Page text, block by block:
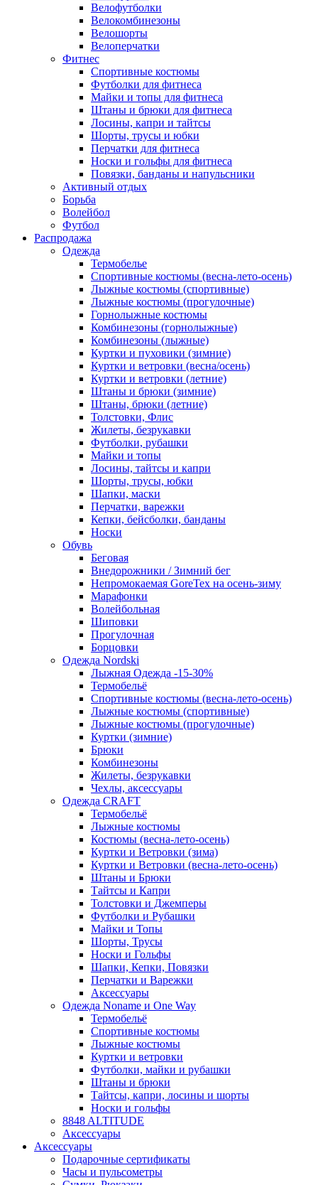
Велофутболки
Велокомбинезоны
Велошорты
Велоперчатки
Фитнес
Спортивные костюмы
Футболки для фитнеса
Майки и топы для фитнеса
Штаны и брюки для фитнеса
Лосины, капри и тайтсы
Шорты, трусы и юбки
Перчатки для фитнеса
Носки и гольфы для фитнеса
Повязки, банданы и напульсники
Активный отдых
Борьба
Волейбол
Футбол
Распродажа
Одежда
Термобелье
Спортивные костюмы (весна-лето-осень)
Лыжные костюмы (спортивные)
Лыжные костюмы (прогулочные)
Горнолыжные костюмы
Комбинезоны (горнолыжные)
Комбинезоны (лыжные)
Куртки и пуховики (зимние)
Куртки и ветровки (весна/осень)
Куртки и ветровки (летние)
Штаны и брюки (зимние)
Штаны, брюки (летние)
Толстовки, Флис
Жилеты, безрукавки
Футболки, рубашки
Майки и топы
Лосины, тайтсы и капри
Шорты, трусы, юбки
Шапки, маски
Перчатки, варежки
Кепки, бейсболки, банданы
Носки
Обувь
Беговая
Внедорожники / Зимний бег
Непромокаемая GoreTex на осень-зиму
Марафонки
Волейбольная
Шиповки
Прогулочная
Борцовки
Одежда Nordski
Лыжная Одежда -15-30%
Термобельё
Спортивные костюмы (весна-лето-осень)
Лыжные костюмы (спортивные)
Лыжные костюмы (прогулочные)
Куртки (зимние)
Брюки
Комбинезоны
Жилеты, безрукавки
Чехлы, аксессуары
Одежда CRAFT
Термобельё
Лыжные костюмы
Костюмы (весна-лето-осень)
Куртки и Ветровки (зима)
Куртки и Ветровки (весна-лето-осень)
Штаны и Брюки
Тайтсы и Капри
Толстовки и Джемперы
Футболки и Рубашки
Майки и Топы
Шорты, Трусы
Носки и Гольфы
Шапки, Кепки, Повязки
Перчатки и Варежки
Аксессуары
Одежда Noname и One Way
Термобельё
Спортивные костюмы
Лыжные костюмы
Куртки и ветровки
Футболки, майки и рубашки
Штаны и брюки
Тайтсы, капри, лосины и шорты
Носки и гольфы
8848 ALTITUDE
Аксессуары
Аксессуары
Подарочные сертификаты
Часы и пульсометры